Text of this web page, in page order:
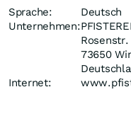
Sprache:
Deutsch
Unternehmen:
Rosenstr.
73650
Internet: